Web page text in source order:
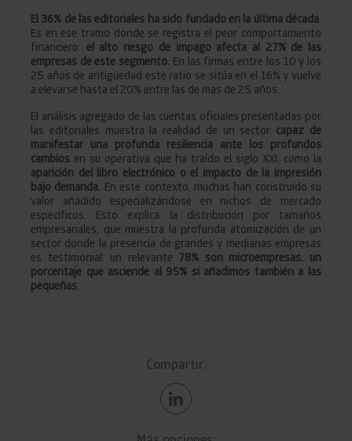
El 36% de las editoriales ha sido fundado en la última década
Es en ese tramo donde se registra el peor comportamiento
financiero: el alto riesgo de impago afecta al 27% de las
empresas de este segmento. En las firmas entre los 10 y los
25 años de antigüedad este ratio se sitúa en el 16% y vuelve
a elevarse hasta el 20% entre las de más de 25 años.
El análisis agregado de las cuentas oficiales presentadas por
las editoriales muestra la realidad de un sector capaz de
manifestar una profunda resiliencia ante los profundos
cambios en su operativa que ha traído el siglo XXI, como la
aparición del libro electrónico o el impacto de la impresión
bajo demanda . En este contexto, muchas han construido su
valor añadido especializándose en nichos de mercado
específicos. Esto explica la distribución por tamaños
empresariales, que muestra la profunda atomización de un
sector donde la presencia de grandes y medianas empresas
es testimonial: un relevante 78% son microempresas, un
porcentaje que asciende al 95% si añadimos también a las
pequeñas
Compartir: